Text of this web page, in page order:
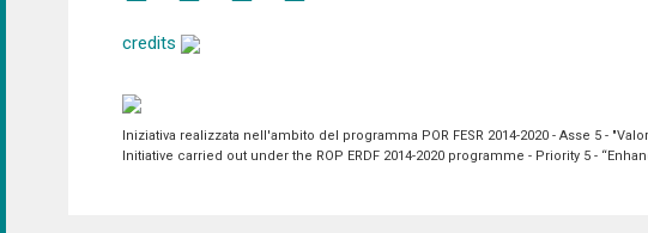
credits
Iniziativa realizzata nell'ambito del programma POR FESR 2014-2020 - Asse 5 -
Initiative carried out under the ROP ERDF 2014-2020 programme - Priority 5 -